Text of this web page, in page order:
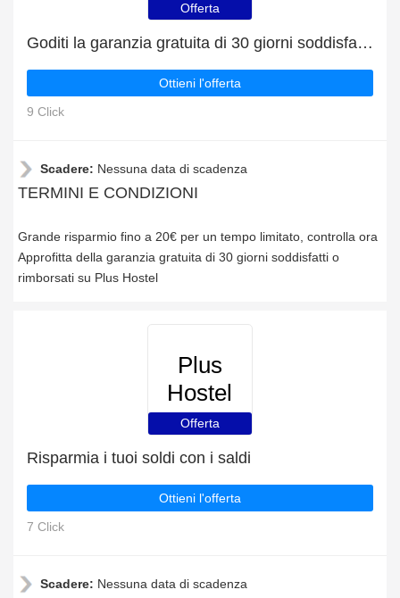
Offerta
Goditi la garanzia gratuita di 30 giorni soddisfatti o rimborsati
Ottieni l'offerta
9 Click
Scadere: Nessuna data di scadenza
TERMINI E CONDIZIONI
Grande risparmio fino a 20€ per un tempo limitato, controlla ora
Approfitta della garanzia gratuita di 30 giorni soddisfatti o
rimborsati su Plus Hostel
Plus
Hostel
Offerta
Risparmia i tuoi soldi con i saldi
Ottieni l'offerta
7 Click
Scadere: Nessuna data di scadenza